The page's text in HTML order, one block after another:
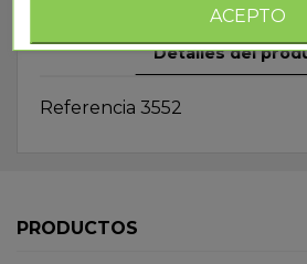
Detalles del
Referencia 3552
PRODUCTOS
ACEPTO